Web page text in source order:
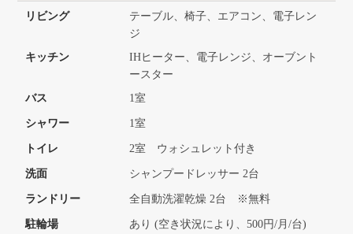
リビング
テーブル、椅子、エアコン、電子レン
ジ
キッチン
IHヒーター、電子レンジ、オーブント
ースター
バス
1室
シャワー 1室
トイレ 2室 ウォシュレット付き
洗面 シャンプードレッサー 2台
ランドリー 全自動洗濯乾燥 2台 ※無料
駐輪場 あり (空き状況により、500円/月/台)